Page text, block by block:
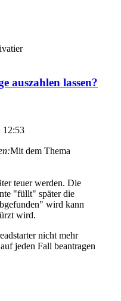
auszahlen lassen?
12:53
Mit dem Thema
teuer werden. Die
"füllt" später die
wird kann
wird.
nicht mehr
jeden Fall beantragen